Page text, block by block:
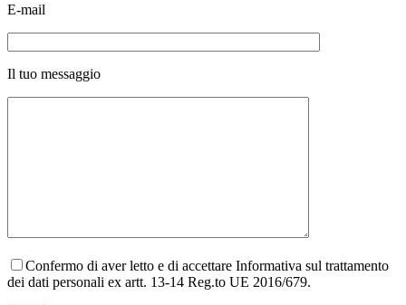
E-mail
Il tuo messaggio
Confermo di aver letto e di accettare Informativa sul trattamento
dei dati personali ex artt. 13-14 Reg.to UE 2016/679.